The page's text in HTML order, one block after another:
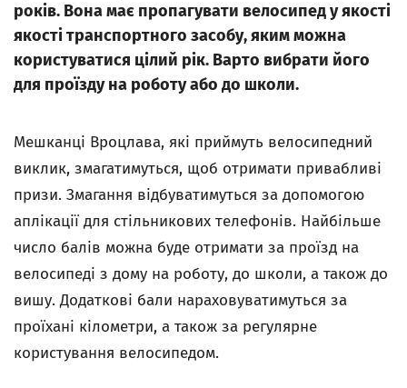
років. Вона має пропагувати велосипед у якості
якості транспортного засобу, яким можна
користуватися цілий рік. Варто вибрати його
для проїзду на роботу або до школи.
Мешканці Вроцлава, які приймуть велосипедний
виклик, змагатимуться, щоб отримати привабливі
призи. Змагання відбуватимуться за допомогою
аплікації для стільникових телефонів. Найбільше
число балів можна буде отримати за проїзд на
велосипеді з дому на роботу, до школи, а також до
вишу. Додаткові бали нараховуватимуться за
проїхані кілометри, а також за регулярне
користування велосипедом.